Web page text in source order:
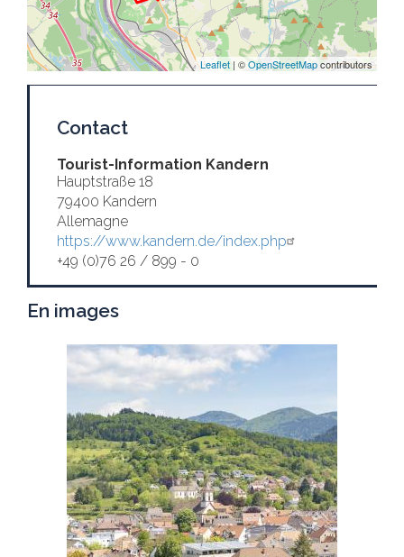
Leaflet | ©OpenStreetMapcontributors
Contact
Tourist-Information Kandern
Hauptstraße 18
79400 Kandern
Allemagne
https://www.kandern.de/index.php
+49 (0)76 26 / 899 - 0
En images